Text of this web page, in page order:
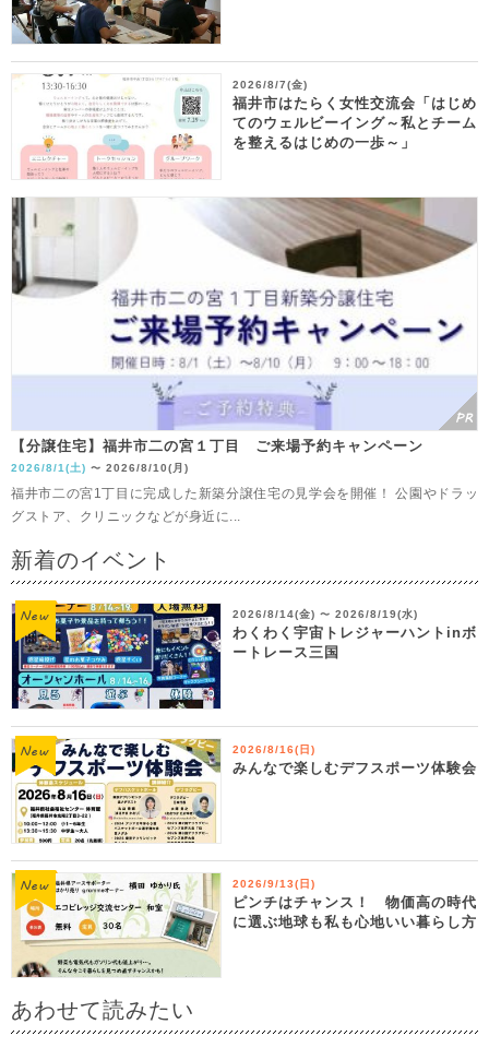
2026/8/7(金)
福井市はたらく女性交流会「はじめ
てのウェルビーイング～私とチーム
を整えるはじめの一歩～」
【分譲住宅】福井市二の宮１丁目 ご来場予約キャンペーン
2026/8/1(土) 〜 2026/8/10(月)
福井市二の宮1丁目に完成した新築分譲住宅の見学会を開催！ 公園やドラッ
グストア、クリニックなどが身近に...
新着のイベント
2026/8/14(金) 〜 2026/8/19(水)
わくわく宇宙トレジャーハントinボ
ートレース三国
2026/8/16(日)
みんなで楽しむデフスポーツ体験会
2026/9/13(日)
ピンチはチャンス！ 物価高の時代
に選ぶ地球も私も心地いい暮らし方
あわせて読みたい